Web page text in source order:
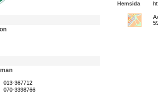
013-367712
070-3398766
Hemsida